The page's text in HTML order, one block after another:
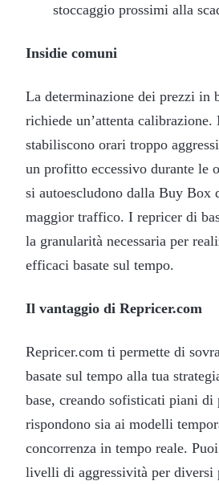
stoccaggio prossimi alla
Insidie comuni
La determinazione dei prezzi in
richiede un’attenta
stabiliscono orari troppo
un profitto eccessivo durante le
si autoescludono dalla Buy Box
maggior traffico. I repricer di
la granularità necessaria per
efficaci basate sul tempo.
Il vantaggio di Repricer.com
Repricer.com ti permette di
basate sul tempo alla tua
base, creando sofisticati piani di
rispondono sia ai modelli
concorrenza in tempo reale.
livelli di aggressività per diversi